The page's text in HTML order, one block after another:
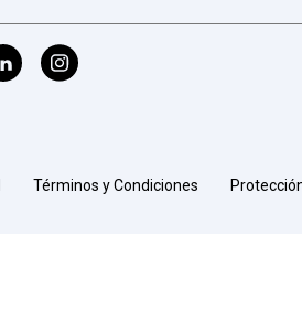
Términos y Condiciones